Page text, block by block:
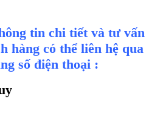
tin chi tiết và tư vấn
hàng có thể liên hệ qua
số điện thoại :